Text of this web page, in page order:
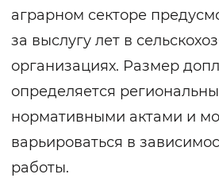
аграрном секторе
за выслугу лет в
организациях. Размер
определяется
нормативными актами и
варьироваться в
работы.